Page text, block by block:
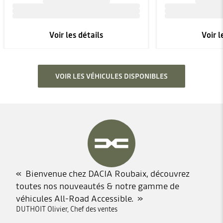
Voir les détails Voir
VOIR LES VÉHICULES DISPONIBLES
Bienvenue chez DACIA Roubaix, découvrez
toutes nos nouveautés & notre gamme de
véhicules All-Road Accessible.
DUTHOIT Olivier, Chef des ventes